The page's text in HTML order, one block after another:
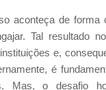
aconteça de forma
Tal resultado
e,
é
Mas, o desafio